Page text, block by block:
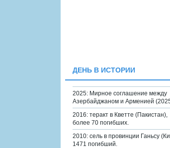
ДЕНЬ В ИСТОРИИ
2025: Мирное соглашение между
Азербайджаном и Арменией
2016: теракт в Кветте (Пакистан),
более 70 погибших.
2010: сель в провинции Ганьсу
1471 погибший.